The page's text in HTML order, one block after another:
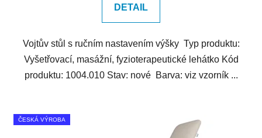
DETAIL
Vojtův stůl s ručním nastavením výšky Typ produktu:
Vyšetřovací, masážní, fyzioterapeutické lehátko Kód
produktu: 1004.010 Stav: nové Barva: viz vzorník ...
ČESKÁ VÝROBA